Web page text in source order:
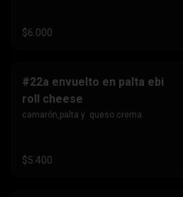
$6.000
#22a envuelto en palta ebi
roll cheese
camarón,palta y  queso crema.
$5.400